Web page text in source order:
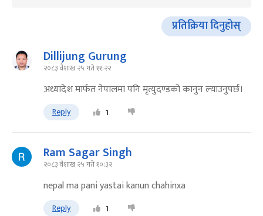
प्रतिक्रिया दिनुहोस्
Dillijung Gurung
२०८३ वैशाख २५ गते ११:२२
अध्यादेश मार्फत नेपालमा पनि मृत्युदण्डको कानुन ल्याउनुपर्छ।
Reply 1
Ram Sagar Singh
२०८३ वैशाख २५ गते १०:३२
nepal ma pani yastai kanun chahinxa
Reply 1